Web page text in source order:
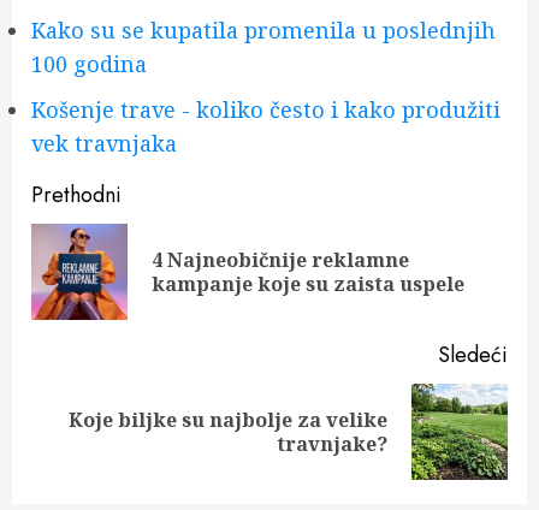
Kako su se kupatila promenila u poslednjih
100 godina
Košenje trave - koliko često i kako produžiti
vek travnjaka
Post
navigation
Prethodni
4 Najneobičnije reklamne
kampanje koje su zaista uspele
Sledeći
NextKoje biljke su najbolje za velike
travnjake?